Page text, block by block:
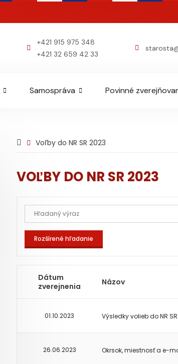
+421 915 975 348
+421 32 659 42 33
Samospráva Povinné
Voľby do NR SR 2023
VOĽBY DO NR SR 2023
Rozšírené hľadanie
Dátum
zverejnenia
Názov
01.10.2023 Výsledky volieb do NR
26.06.2023 Okrsok, miestnosť a e-